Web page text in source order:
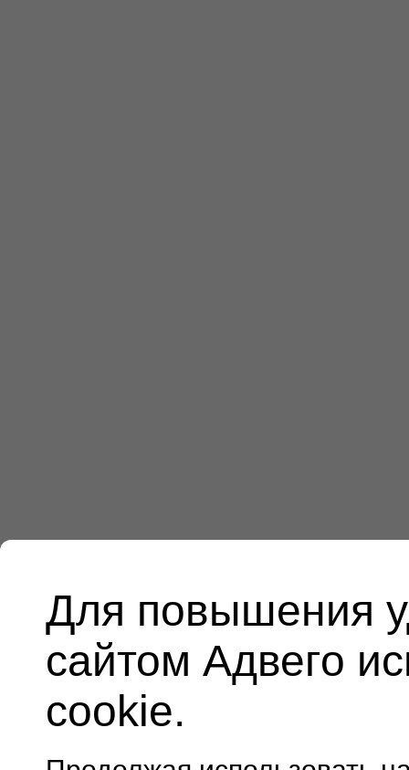
Для повышения
сайтом Адвего
cookie.